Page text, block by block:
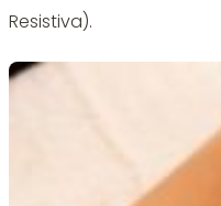
Resistiva).